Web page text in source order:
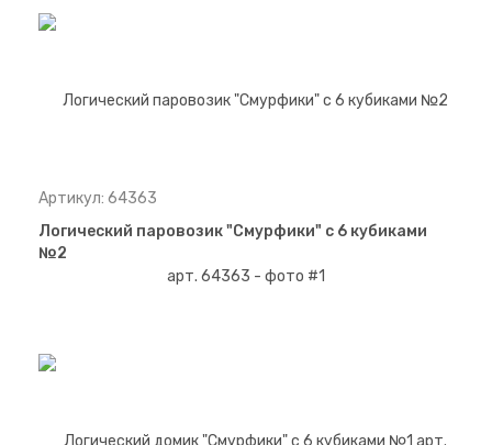
Артикул: 64363
Логический паровозик "Смурфики" с 6 кубиками
№2